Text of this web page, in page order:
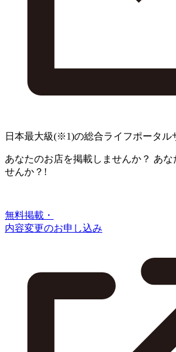
日本最大級(※1)の総合ライフポータル
あなたのお店を掲載しませんか？ あな
せんか？!
無料掲載・
内容変更のお申し込み